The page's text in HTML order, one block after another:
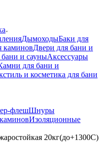
ДымоходыБаки для
каминовДвери для бани и
и сауныАксессуары
для бани и
и косметика для бани
флешШнуры
Изоляционные
20кг(до+1300С)